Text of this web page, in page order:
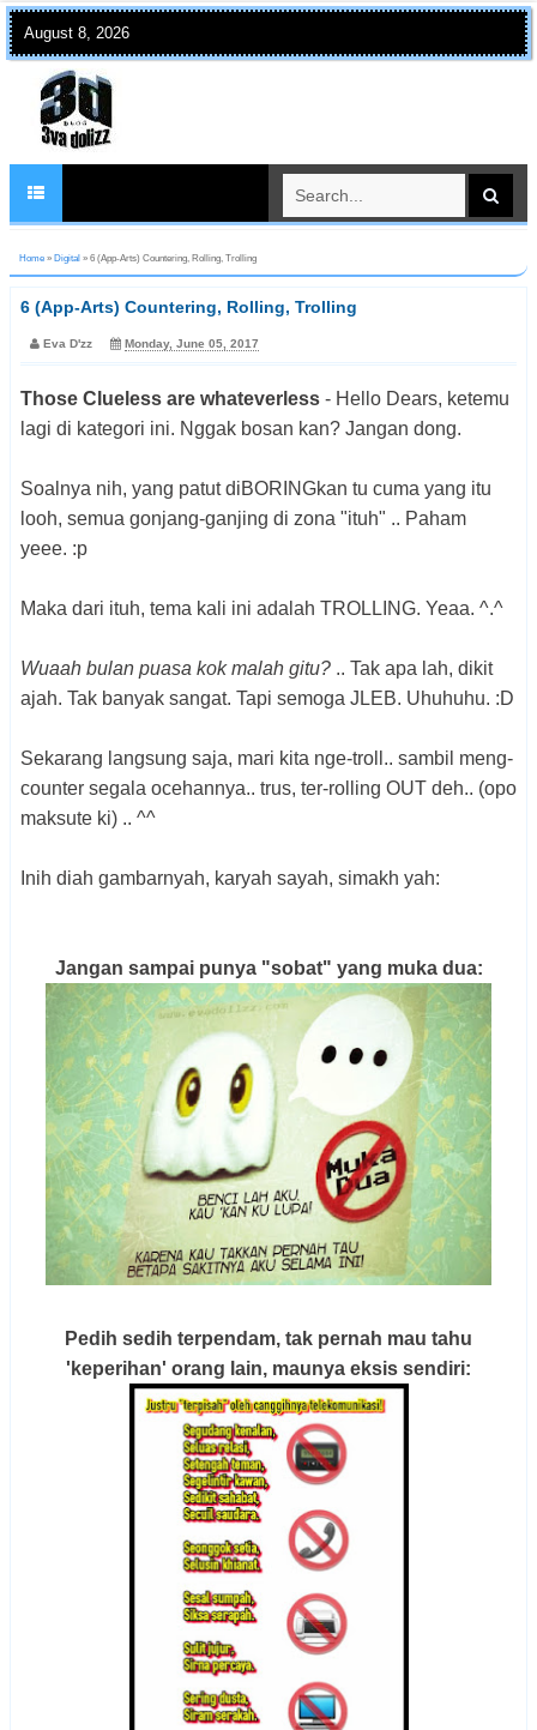
August 8, 2026
Home » Digital » 6 (App-Arts) Countering, Rolling, Trolling
6 (App-Arts) Countering, Rolling, Trolling
Eva D'zz Monday, June 05, 2017
Those Clueless are whateverless - Hello Dears, ketemu
lagi di kategori ini. Nggak bosan kan? Jangan dong.
Soalnya nih, yang patut diBORINGkan tu cuma yang itu
looh, semua gonjang-ganjing di zona "ituh" .. Paham
yeee. :p
Maka dari ituh, tema kali ini adalah TROLLING. Yeaa. ^.^
Wuaah bulan puasa kok malah gitu? .. Tak apa lah, dikit
ajah. Tak banyak sangat. Tapi semoga JLEB. Uhuhuhu. :D
Sekarang langsung saja, mari kita nge-troll.. sambil meng-
counter segala ocehannya.. trus, ter-rolling OUT deh.. (opo
maksute ki) .. ^^
Inih diah gambarnyah, karyah sayah, simakh yah:
Jangan sampai punya "sobat" yang muka dua:
Pedih sedih terpendam, tak pernah mau tahu
'keperihan' orang lain, maunya eksis sendiri: